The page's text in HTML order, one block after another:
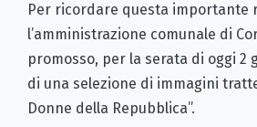
Per ricordare questa importante
l’amministrazione comunale di
promosso, per la serata di oggi 2
di una selezione di immagini
Donne della Repubblica”.